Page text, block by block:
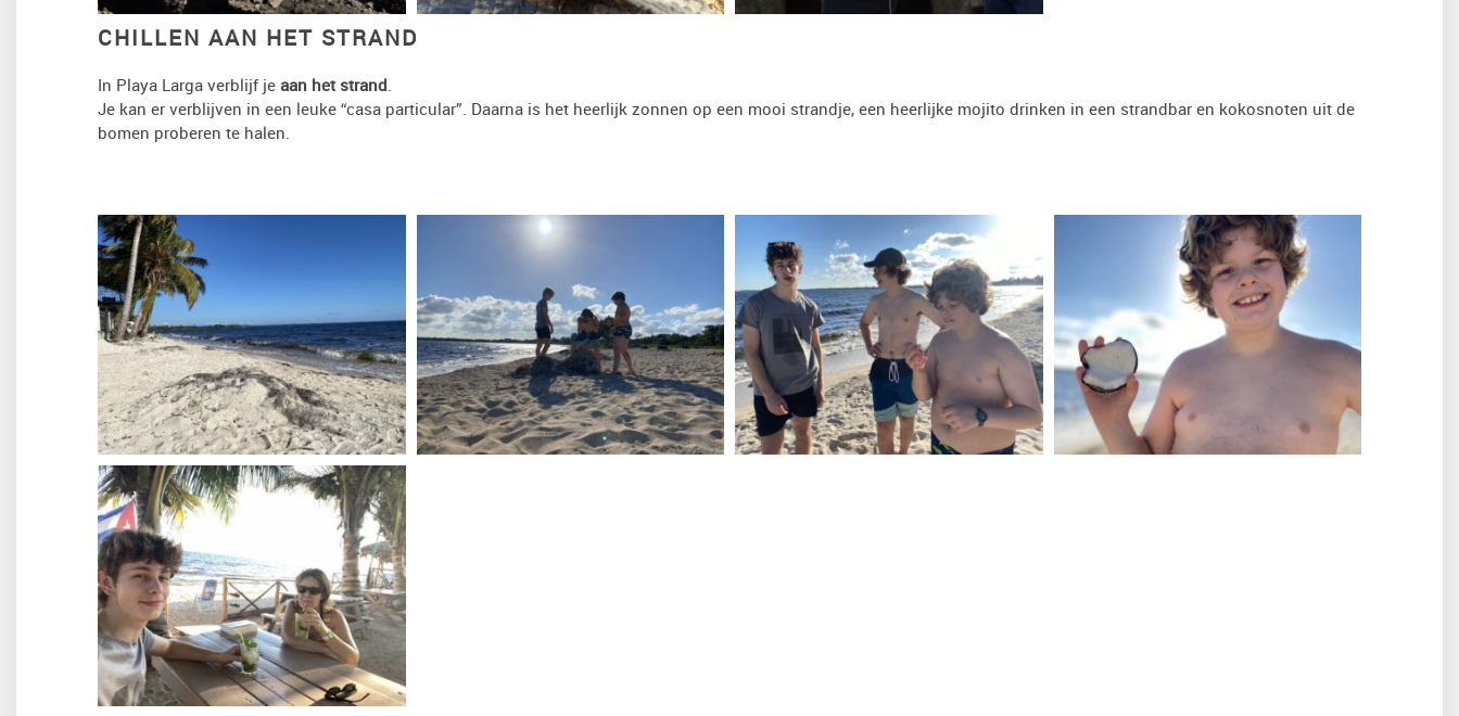
CHILLEN AAN HET STRAND
In Playa Larga verblijf je aan het strand
Je kan er verblijven in een leuke “casa particular”. Daarna is het heerlijk zonnen op een mooi strandje, een heerlijke mojito drinken in een strandbar en kokosnoten uit de
bomen proberen te halen.